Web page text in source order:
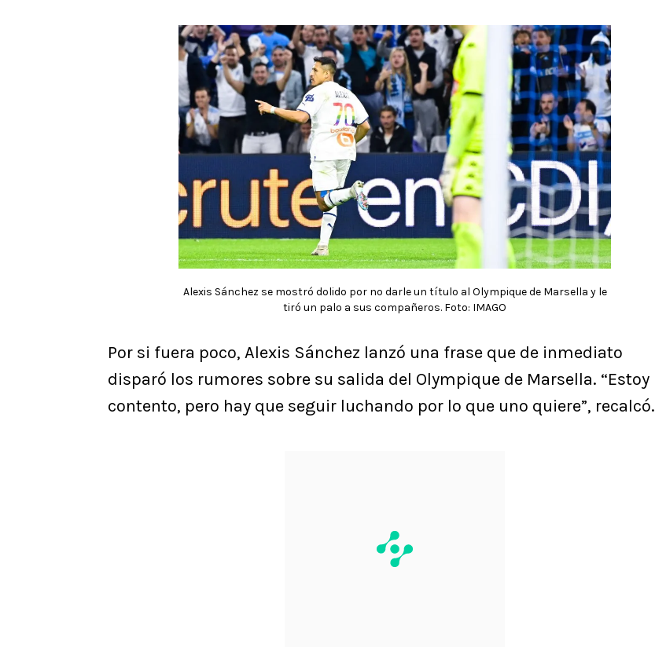
Alexis Sánchez se mostró dolido por no darle un título al Olympique de Marsella y le
tiró un palo a sus compañeros. Foto: IMAGO
Por si fuera poco, Alexis Sánchez lanzó una frase que de inmediato
disparó los rumores sobre su salida del Olympique de Marsella. “Estoy
contento, pero hay que seguir luchando por lo que uno quiere”, recalcó.